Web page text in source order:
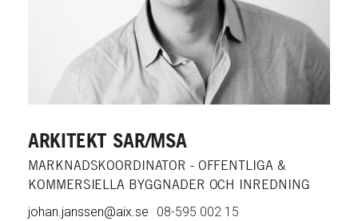
ARKITEKT SAR/MSA
MARKNADSKOORDINATOR - OFFENTLIGA &
KOMMERSIELLA BYGGNADER OCH INREDNING
johan.janssen@aix.se 08-595 002 15